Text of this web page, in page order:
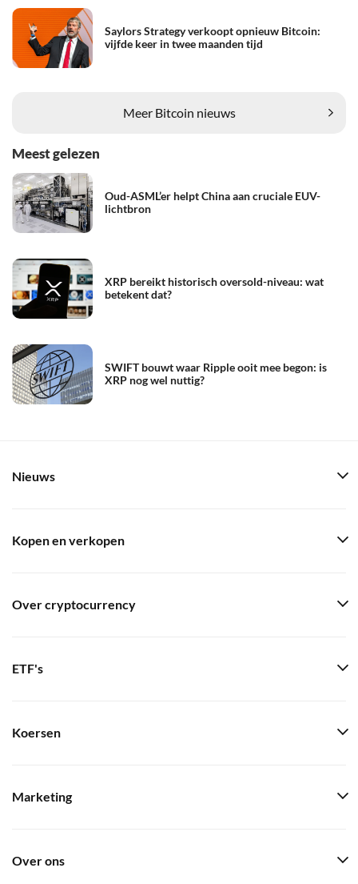
Saylors Strategy verkoopt opnieuw Bitcoin:
vijfde keer in twee maanden tijd
Meer Bitcoin nieuws
Meest gelezen
Oud-ASML’er helpt China aan cruciale EUV-
lichtbron
XRP bereikt historisch oversold-niveau: wat
betekent dat?
SWIFT bouwt waar Ripple ooit mee begon: is
XRP nog wel nuttig?
Nieuws
Kopen en verkopen
Over cryptocurrency
ETF's
Koersen
Marketing
Over ons